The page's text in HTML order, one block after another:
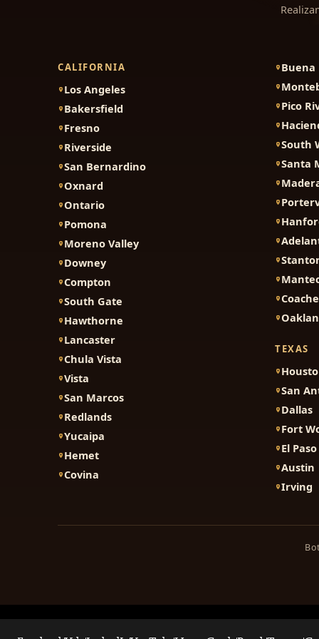
CALIFORNIA
Los Angeles
Bakersfield
Fresno
Riverside
San Bernardino
Oxnard
Ontario
Pomona
Moreno Valley
Downey
Compton
South Gate
Hawthorne
Lancaster
Chula Vista
Vista
San Marcos
Redlands
Yucaipa
Hemet
Covina
Buena
Pico
South
Santa
TEXAS
San
Dallas
Fort
El Paso
Austin
Irving